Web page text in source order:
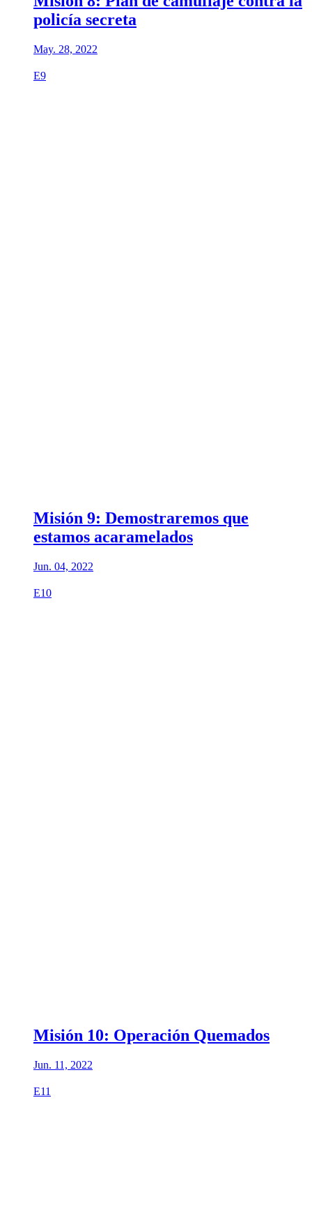
policía secreta
May. 28, 2022
E9
Misión 9: Demostraremos que
estamos acaramelados
Jun. 04, 2022
E10
Misión 10: Operación Quemados
Jun. 11, 2022
E11